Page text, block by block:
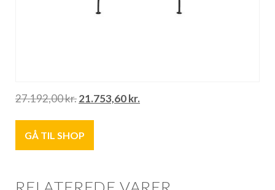
27.192,00kr.21.753,60kr.
GÅ TIL SHOP